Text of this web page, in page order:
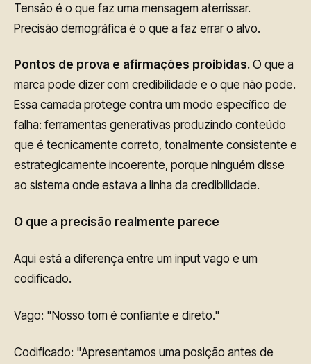
Tensão é o que faz uma mensagem aterrissar.
Precisão demográfica é o que a faz errar o alvo.
Pontos de prova e afirmações proibidas. O que a
marca pode dizer com credibilidade e o que não pode.
Essa camada protege contra um modo específico de
falha: ferramentas generativas produzindo conteúdo
que é tecnicamente correto, tonalmente consistente e
estrategicamente incoerente, porque ninguém disse
ao sistema onde estava a linha da credibilidade.
O que a precisão realmente parece
Aqui está a diferença entre um input vago e um
codificado.
Vago: "Nosso tom é confiante e direto."
Codificado: "Apresentamos uma posição antes de